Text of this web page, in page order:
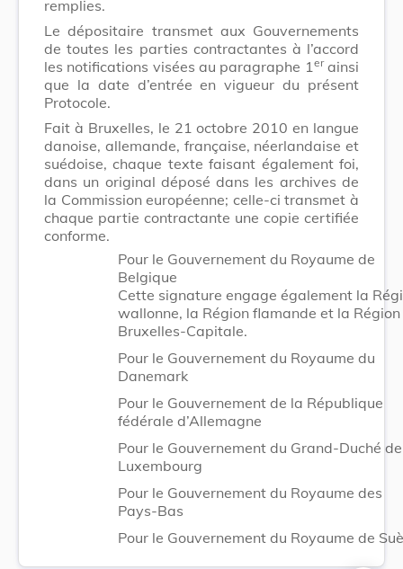
remplies.
Le dépositaire transmet aux Gouvernements
de toutes les parties contractantes à l’accord
les notifications visées au paragraphe 1 erainsi
que la date d’entrée en vigueur du présent
Protocole.
Fait à Bruxelles, le 21 octobre 2010 en langue
danoise, allemande, française, néerlandaise et
suédoise, chaque texte faisant également foi,
dans un original déposé dans les archives de
la Commission européenne; celle-ci transmet à
chaque partie contractante une copie certifiée
conforme.
Pour le Gouvernement du Royaume de
Belgique
Cette signature engage également la
wallonne, la Région flamande et la Région
Bruxelles-Capitale.
Pour le Gouvernement du Royaume du
Danemark
Pour le Gouvernement de la République
fédérale d’Allemagne
Pour le Gouvernement du Grand-Duché de
Luxembourg
Pour le Gouvernement du Royaume des
Pays-Bas
Pour le Gouvernement du Royaume de